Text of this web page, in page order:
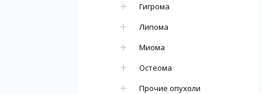
Гигрома
Липома
Миома
Остеома
Прочие опухоли